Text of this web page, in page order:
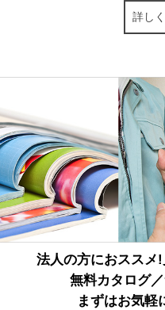
詳し
法人の方におススメ
無料カタログ
まずはお気軽